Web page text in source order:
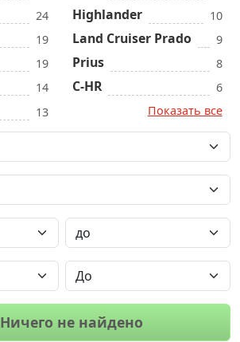
24
19
19
14
13
Highlander 10
Land Cruiser Prado 9
Prius 8
C-HR
6
Показать все
Ничего не найдено